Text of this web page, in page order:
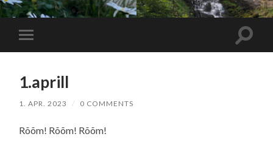
Toggle
mobile
Toggle
1.aprill
1. APR. 2023 / 0 COMMENTS
Rõõm! Rõõm! Rõõm!